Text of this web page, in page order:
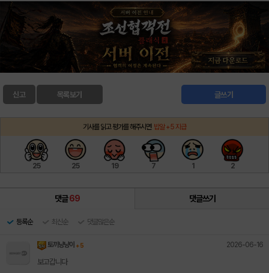
신고 글쓰기
목록보기
기사를 읽고 평가를 해주시면 밥알 +5 지급
25 25 19 7 1 2
댓글69 댓글쓰기
등록순 최신순 댓글많은순
토끼냥냥이 + 5 2026-06-16
보고갑니다